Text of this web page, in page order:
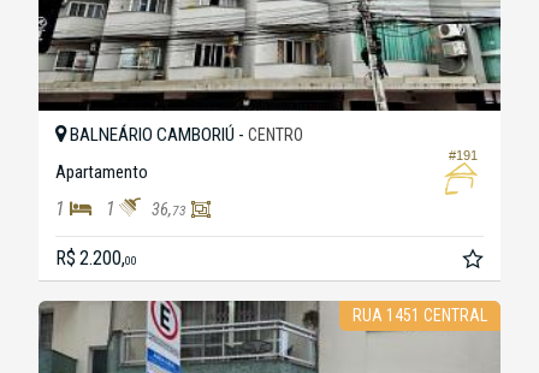
#191
BALNEÁRIO CAMBORIÚ - CENTRO
Apartamento
1 1 36,73
R$ 2.200,00
RUA 1451 CENTRAL